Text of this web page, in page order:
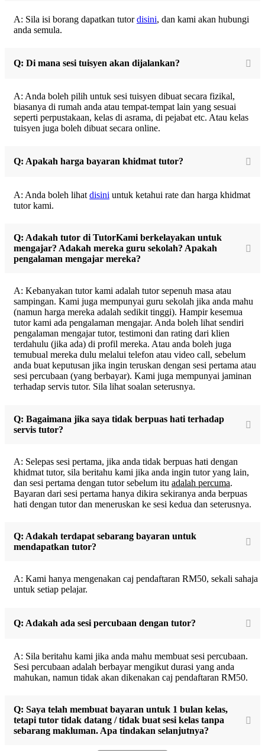
A: Sila isi borang dapatkan tutordisini, dan kami akan hubungi
anda semula.
Q: Di mana sesi tuisyen akan dijalankan?
A: Anda boleh pilih untuk sesi tuisyen dibuat secara fizikal,
biasanya di rumah anda atau tempat-tempat lain yang sesuai
seperti perpustakaan, kelas di asrama, di pejabat etc. Atau kelas
tuisyen juga boleh dibuat secara online.
Q: Apakah harga bayaran khidmat tutor?
A: Anda boleh lihat disini untuk ketahui rate dan harga khidmat
tutor kami.
Q: Adakah tutor di TutorKami berkelayakan untuk
mengajar? Adakah mereka guru sekolah? Apakah
pengalaman mengajar mereka?
A: Kebanyakan tutor kami adalah tutor sepenuh masa atau
sampingan. Kami juga mempunyai guru sekolah jika anda mahu
(namun harga mereka adalah sedikit tinggi). Hampir kesemua
tutor kami ada pengalaman mengajar. Anda boleh lihat sendiri
pengalaman mengajar tutor, testimoni dan rating dari klien
terdahulu (jika ada) di profil mereka. Atau anda boleh juga
temubual mereka dulu melalui telefon atau video call, sebelum
anda buat keputusan jika ingin teruskan dengan sesi pertama atau
sesi percubaan (yang berbayar). Kami juga mempunyai jaminan
terhadap servis tutor. Sila lihat soalan seterusnya.
Q: Bagaimana jika saya tidak berpuas hati terhadap
servis tutor?
A: Selepas sesi pertama, jika anda tidak berpuas hati dengan
khidmat tutor, sila beritahu kami jika anda ingin tutor yang lain,
dan sesi pertama dengan tutor sebelum itu adalah percuma.
Bayaran dari sesi pertama hanya dikira sekiranya anda berpuas
hati dengan tutor dan meneruskan ke sesi kedua dan seterusnya.
Q: Adakah terdapat sebarang bayaran untuk
mendapatkan tutor?
A: Kami hanya mengenakan caj pendaftaran RM50, sekali sahaja
untuk setiap pelajar.
Q: Adakah ada sesi percubaan dengan tutor?
A: Sila beritahu kami jika anda mahu membuat sesi percubaan.
Sesi percubaan adalah berbayar mengikut durasi yang anda
mahukan, namun tidak akan dikenakan caj pendaftaran RM50.
Q: Saya telah membuat bayaran untuk 1 bulan kelas,
tetapi tutor tidak datang / tidak buat sesi kelas tanpa
sebarang makluman. Apa tindakan selanjutnya?